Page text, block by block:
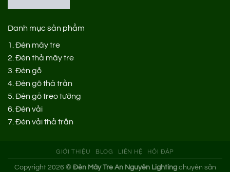
Danh mục sản phẩm
1.Đèn mây tre
2.Đèn thả mây tre
3.Đèn gỗ
4.Đèn gỗ thả trần
5.Đèn gỗ treo tường
6.Đèn vải
7.Đèn vải thả trần
GIỚI THIỆU BLOG LIÊN HỆ HỎI ĐÁP
Copyright 2026 © Đèn Mây Tre An Nguyên Lightingchuyên sản